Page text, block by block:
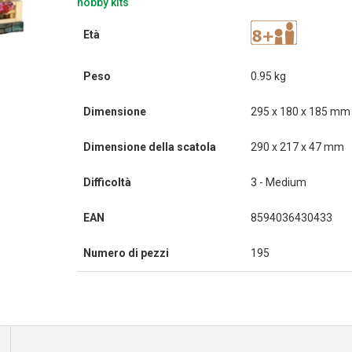
Età
Peso 0.95 kg
Dimensione 295 x 180 x 185 mm
Dimensione della scatola 290 x 217 x 47 mm
Difficoltà 3 - Medium
EAN 8594036430433
Numero di pezzi 195